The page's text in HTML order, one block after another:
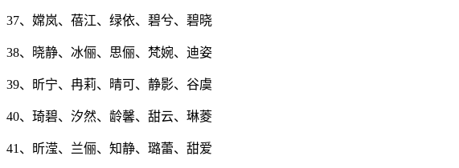
37、嫦岚、蓓江、绿依、碧兮、碧晓
38、晓静、冰俪、思俪、梵婉、迪姿
39、昕宁、冉莉、晴可、静影、谷虞
40、琦碧、汐然、龄馨、甜云、琳菱
41、昕滢、兰俪、知静、璐蕾、甜爱